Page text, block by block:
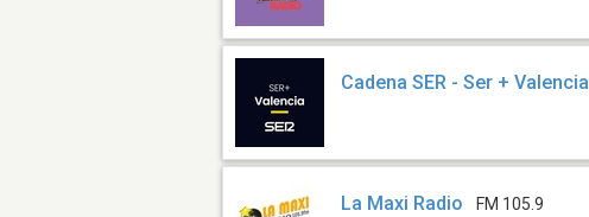
Cadena SER - Ser + Valencia
La Maxi Radio FM 105.9